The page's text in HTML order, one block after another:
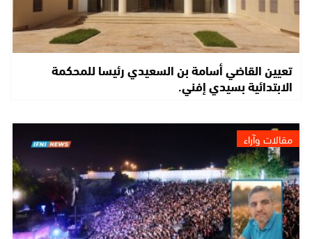
تعيين القاضي أسامة بن السعيدي رئيسا للمحكمة
الابتدائية بسيدي إفني.
مقالات وآراء